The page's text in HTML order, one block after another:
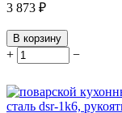
3 873 ₽
В корзину
+ −